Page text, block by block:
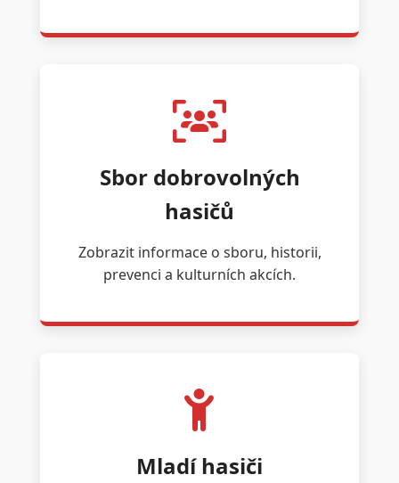
Sbor dobrovolných
hasičů
Zobrazit informace o sboru, historii,
prevenci a kulturních akcích.
Mladí hasiči